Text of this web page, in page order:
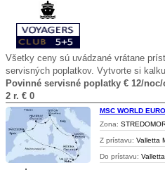
Všetky ceny sú uvádzané vrátane
servisných poplatkov. Vytvorte si
Povinné servisné poplatky € 12/
2 r. € 0
MSC WORLD
Zona:
Z prístavu: Valletta
Do prístavu: